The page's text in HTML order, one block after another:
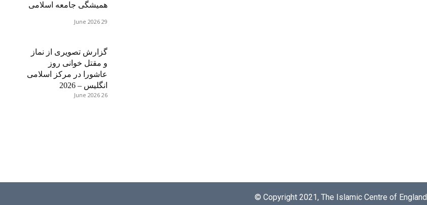
همیشگی جامعه اسلامی
29 June 2026
گزارش تصویری از نماز
و مقتل خوانی روز
عاشورا در مرکز اسلامی
انگلیس – 2026
26 June 2026
© Copyright 2021, The Islamic Centre of England